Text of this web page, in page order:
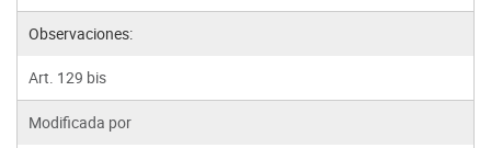
Observaciones:
Art. 129 bis
Modificada por